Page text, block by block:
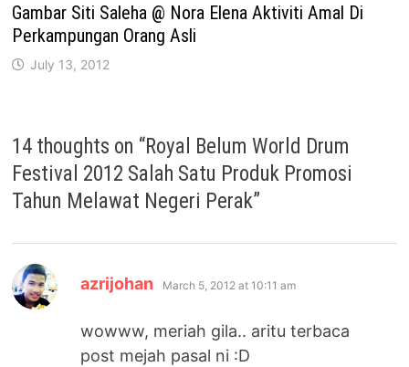
Gambar Siti Saleha @ Nora Elena Aktiviti Amal Di
Perkampungan Orang Asli
July 13, 2012
14 thoughts on “Royal Belum World Drum
Festival 2012 Salah Satu Produk Promosi
Tahun Melawat Negeri Perak”
azrijohan says:
March 5, 2012 at 10:11 am
wowww, meriah gila.. aritu terbaca
post mejah pasal ni :D